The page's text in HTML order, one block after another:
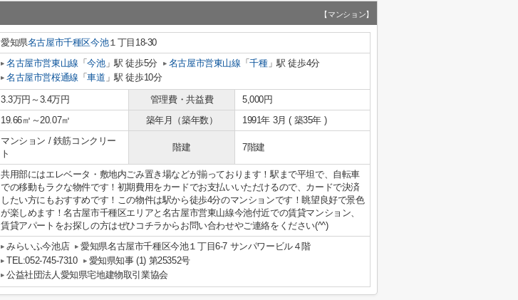
【マンション】
愛知県名古屋市千種区今池１丁目18-30
名古屋市営東山線 「今池」駅 徒歩5分 名古屋市営東山線 「千種」駅 徒歩4分
名古屋市営桜通線 「車道 」駅 徒歩10分
3.3万円～3.4万円 管理費・共益費
5,000円
19.66㎡～20.07㎡ 築年月（築年数） 1991年 3月 ( 築35年 )
マンション / 鉄筋コンクリー
ト
階建 7階建
共用部にはエレベータ・敷地内ごみ置き場などが揃っております！駅まで平坦で、自転車
での移動もラクな物件です！初期費用をカードでお支払いいただけるので、カードで決済
したい方にもおすすめです！この物件は駅から徒歩4分のマンションです！眺望良好で景色
が楽しめます！名古屋市千種区エリアと名古屋市営東山線今池付近での賃貸マンション、
賃貸アパートをお探しの方はぜひコチラからお問い合わせやご連絡をください(^^)
みらいふ今池店
愛知県名古屋市千種区今池１丁目6-7 サンパワービル４階
TEL:052-745-7310
愛知県知事 (1) 第25352号
公益社団法人愛知県宅地建物取引業協会